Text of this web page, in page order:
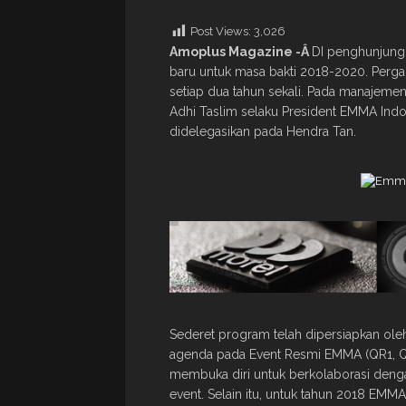
Post Views: 3,026
Amoplus Magazine -Â DI
baru untuk masa bakti 2018-2020.
setiap dua tahun sekali. Pada
Adhi Taslim selaku President EMMA
didelegasikan pada Hendra Tan.
Sederet program telah dipersiapkan
agenda pada Event Resmi EMMA (QR1,
membuka diri untuk berkolaborasi
event. Selain itu, untuk tahun 2018